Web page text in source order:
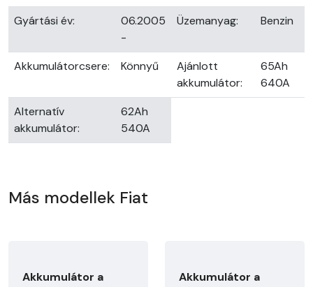
Gyártási év:
06.2005
-
Üzemanyag: Benzin
Akkumulátorcsere: Könnyű
Ajánlott
akkumulátor:
65Ah
640A
Alternatív
akkumulátor:
62Ah
540A
Más modellek Fiat
Akkumulátor a
Akkumulátor a